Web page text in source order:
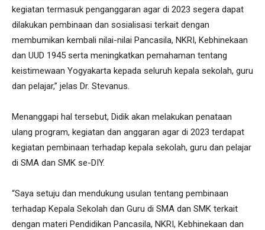
kegiatan termasuk penganggaran agar di 2023 segera dapat
dilakukan pembinaan dan sosialisasi terkait dengan
membumikan kembali nilai-nilai Pancasila, NKRI, Kebhinekaan
dan UUD 1945 serta meningkatkan pemahaman tentang
keistimewaan Yogyakarta kepada seluruh kepala sekolah, guru
dan pelajar,” jelas Dr. Stevanus.
Menanggapi hal tersebut, Didik akan melakukan penataan
ulang program, kegiatan dan anggaran agar di 2023 terdapat
kegiatan pembinaan terhadap kepala sekolah, guru dan pelajar
di SMA dan SMK se-DIY.
“Saya setuju dan mendukung usulan tentang pembinaan
terhadap Kepala Sekolah dan Guru di SMA dan SMK terkait
dengan materi Pendidikan Pancasila, NKRI, Kebhinekaan dan